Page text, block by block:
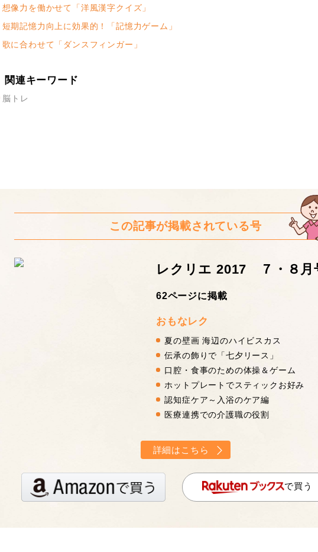
想像力を働かせて「洋風漢字クイズ」
短期記憶力向上に効果的！「記憶力ゲーム」
歌に合わせて「ダンスフィンガー」
関連キーワード
脳トレ
この記事が掲載されている号
レクリエ 2017 ７・８月
62ページに掲載
おもなレク
夏の壁画 海辺のハイビスカス
伝承の飾りで「七夕リース」
口腔・食事のための体操＆ゲーム
ホットプレートでスティックお好み
認知症ケア～入浴のケア編
医療連携での介護職の役割
詳細はこちら
で買う